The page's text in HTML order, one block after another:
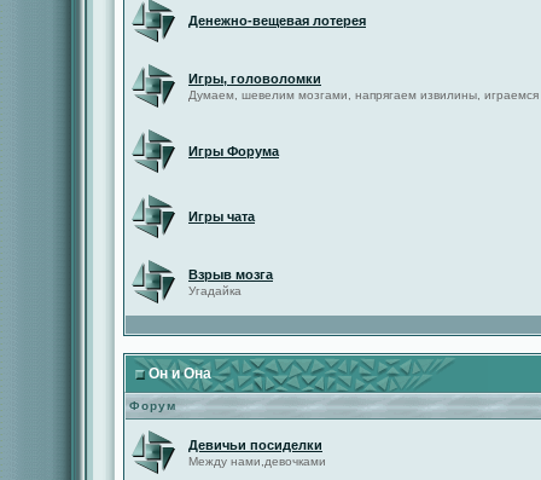
Денежно-вещевая лотерея
Игры, головоломки
Думаем, шевелим мозгами, напрягаем извилины,
Игры Форума
Игры чата
Взрыв мозга
Угадайка
Он и Она
Форум
Девичьи посиделки
Между нами,девочками